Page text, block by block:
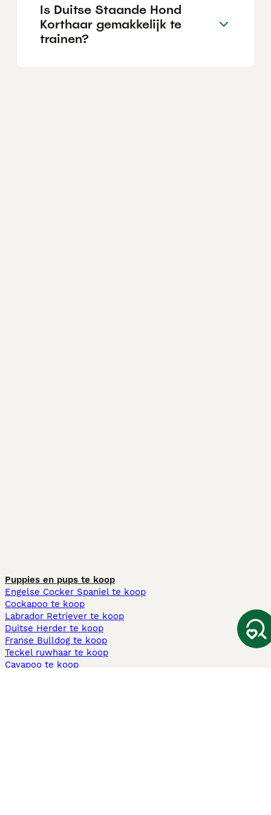
Is Duitse Staande Hond
Korthaar gemakkelijk te
trainen?
Puppies en pups te koop
Engelse Cocker Spaniel te koop
Cockapoo te koop
Labrador Retriever te koop
Duitse Herder te koop
Franse Bulldog te koop
Teckel ruwhaar te koop
Cavapoo te koop